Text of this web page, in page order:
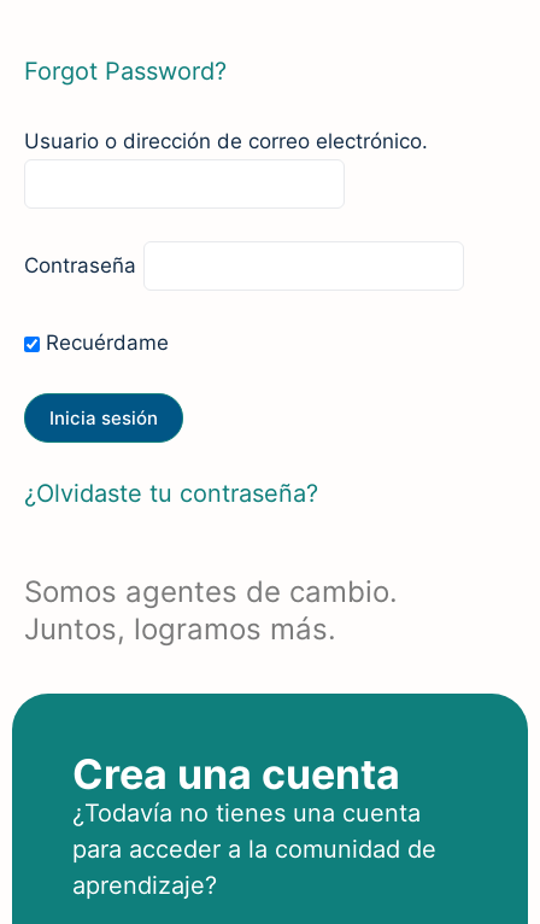
Forgot Password?
Usuario o dirección de correo electrónico.
Contraseña
Recuérdame
¿Olvidaste tu contraseña?
Somos agentes de cambio.
Juntos, logramos más.
Crea una cuenta
¿Todavía no tienes una cuenta
para acceder a la comunidad de
aprendizaje?